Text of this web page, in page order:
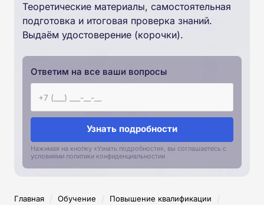
Теоретические материалы, самостоятельная
подготовка и итоговая проверка знаний.
Выдаём удостоверение (корочки).
Ответим на все ваши вопросы
Узнать подробности
Нажимая на кнопку «Узнать подробности», вы соглашаетесь с
условиями политики конфиденциальностии
Главная / Обучение / Повышение квалификации /